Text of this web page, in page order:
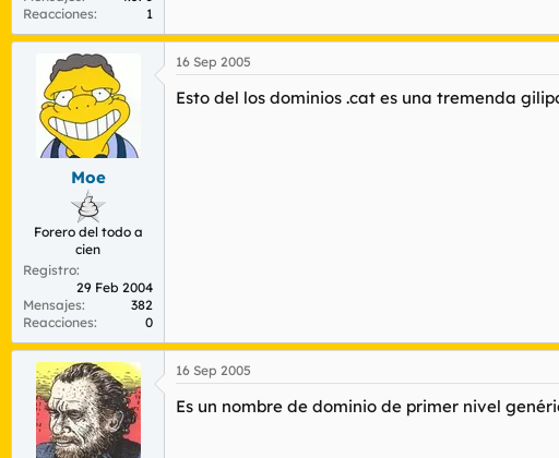
Reacciones
1
Moe
Forero del todo a
cien
Registro
29 Feb 2004
Mensajes
382
Reacciones
0
16 Sep 2005
Esto del los dominios .cat es una tremenda
16 Sep 2005
Es un nombre de dominio de primer nivel